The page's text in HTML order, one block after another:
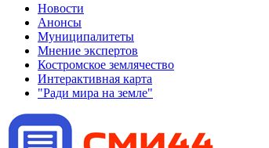
Новости
Анонсы
Муниципалитеты
Мнение экспертов
Костромское землячество
Интерактивная карта
"Ради мира на земле"